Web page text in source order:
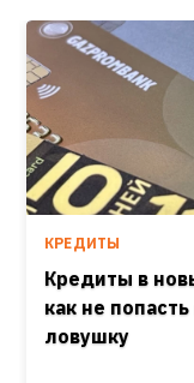
КРЕДИТЫ
Кредиты в
как не
ловушку